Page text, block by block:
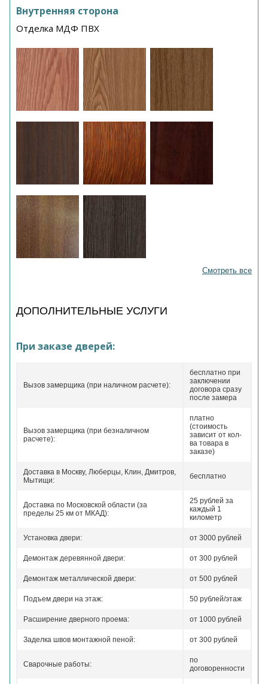
Внутренняя сторона
Отделка МДФ ПВХ
Смотреть все
ДОПОЛНИТЕЛЬНЫЕ УСЛУГИ
При заказе дверей:
Вызов замерщика (при наличном расчете):
бесплатно при
заключении
договора сразу
после замера
Вызов замерщика (при безналичном
расчете):
платно
(стоимость
зависит от кол-
ва товара в
заказе)
Доставка в Москву, Люберцы, Клин, Дмитров,
Мытищи:
бесплатно
Доставка по Московской области (за
пределы 25 км от МКАД):
25 рублей за
каждый 1
километр
Установка двери: от 3000 рублей
Демонтаж деревянной двери: от 300 рублей
Демонтаж металлической двери: от 500 рублей
Подъем двери на этаж: 50 рублей/этаж
Расширение дверного проема: от 1000 рублей
Заделка швов монтажной пеной: от 300 рублей
Сварочные работы:
по
договоренности